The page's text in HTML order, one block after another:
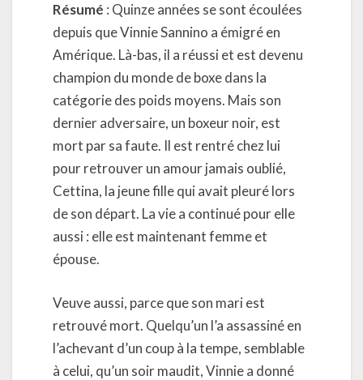
Résumé : Quinze années se sont écoulées
depuis que Vinnie Sannino a émigré en
Amérique. Là-bas, il a réussi et est devenu
champion du monde de boxe dans la
catégorie des poids moyens. Mais son
dernier adversaire, un boxeur noir, est
mort par sa faute. Il est rentré chez lui
pour retrouver un amour jamais oublié,
Cettina, la jeune fille qui avait pleuré lors
de son départ. La vie a continué pour elle
aussi : elle est maintenant femme et
épouse.
Veuve aussi, parce que son mari est
retrouvé mort. Quelqu’un l’a assassiné en
l’achevant d’un coup à la tempe, semblable
à celui, qu’un soir maudit, Vinnie a donné